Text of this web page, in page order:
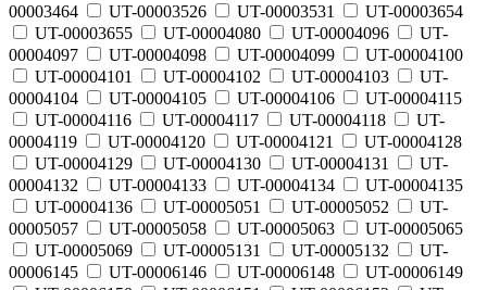
00003464
UT-00003526 UT-00003531
UT-00003654
UT-00003655
UT-00004080 UT-00004096
UT-
00004097
UT-00004098 UT-00004099
UT-00004100
UT-00004101
UT-00004102 UT-00004103
UT-
00004104
UT-00004105 UT-00004106
UT-00004115
UT-00004116
UT-00004117 UT-00004118
UT-
00004119
UT-00004120 UT-00004121
UT-00004128
UT-00004129
UT-00004130 UT-00004131
UT-
00004132
UT-00004133 UT-00004134
UT-00004135
UT-00004136
UT-00005051 UT-00005052
UT-
00005057
UT-00005058 UT-00005063
UT-00005065
UT-00005069
UT-00005131 UT-00005132
UT-
00006145
UT-00006146 UT-00006148
UT-00006149